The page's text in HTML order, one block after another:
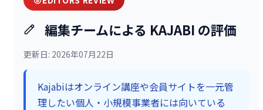
編集チームによる KAJABI の評価
更新日: 2026年07月22日
Kajabiはオンライン講座や会員サイトを一元管
理したい個人・小規模事業者には向いている